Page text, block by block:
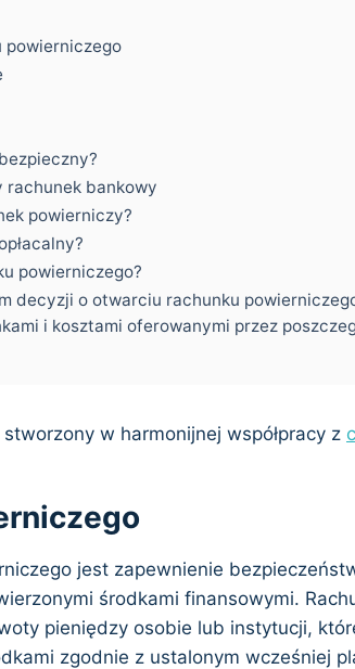
powierniczego
rachunek bankowy
powierniczy?
powierniczego?
decyzji o otwarciu rachunku
i kosztami oferowanymi przez
w harmonijnej współpracy z
jest zapewnienie
środkami finansowymi.
pieniędzy osobie lub instytucji,
zgodnie z ustalonym wcześniej